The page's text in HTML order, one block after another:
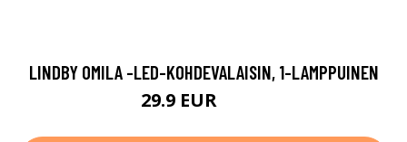
LINDBY OMILA -LED-KOHDEVALAISIN, 1-LAMPPUINEN
29.9 EUR